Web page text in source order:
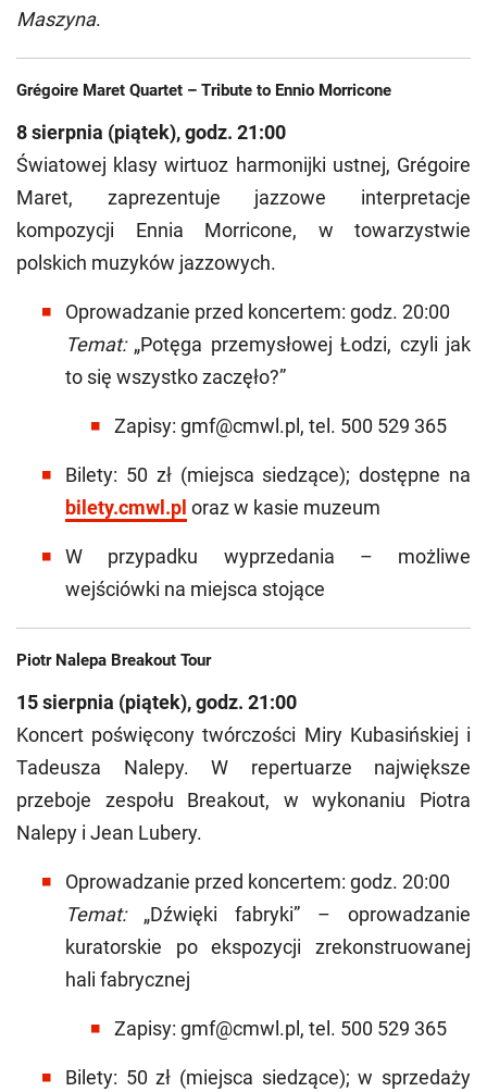
Maszyna.
Grégoire Maret Quartet – Tribute to Ennio Morricone
8 sierpnia (piątek), godz. 21:00
Światowej klasy wirtuoz harmonijki ustnej, Grégoire
Maret, zaprezentuje jazzowe interpretacje
kompozycji Ennia Morricone, w towarzystwie
polskich muzyków jazzowych.
Oprowadzanie przed koncertem: godz. 20:00
Temat:„Potęga przemysłowej Łodzi, czyli jak
to się wszystko zaczęło?”
Zapisy: gmf@cmwl.pl, tel. 500 529 365
Bilety: 50 zł (miejsca siedzące); dostępne na
bilety.cmwl.pl oraz w kasie muzeum
W przypadku wyprzedania – możliwe
wejściówki na miejsca stojące
Piotr Nalepa Breakout Tour
15 sierpnia (piątek), godz. 21:00
Koncert poświęcony twórczości Miry Kubasińskiej i
Tadeusza Nalepy. W repertuarze największe
przeboje zespołu Breakout, w wykonaniu Piotra
Nalepy i Jean Lubery.
Oprowadzanie przed koncertem: godz. 20:00
Temat:„Dźwięki fabryki” – oprowadzanie
kuratorskie po ekspozycji zrekonstruowanej
hali fabrycznej
Zapisy: gmf@cmwl.pl, tel. 500 529 365
Bilety: 50 zł (miejsca siedzące); w sprzedaży